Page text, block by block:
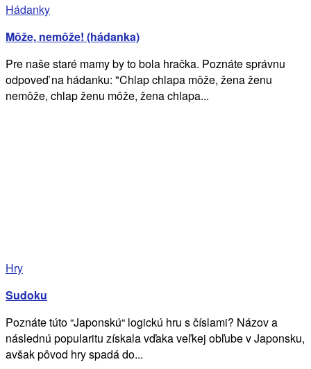
Hádanky
Môže, nemôže! (hádanka)
Pre naše staré mamy by to bola hračka. Poznáte správnu
odpoveď na hádanku: "Chlap chlapa môže, žena ženu
nemôže, chlap ženu môže, žena chlapa...
Hry
Sudoku
Poznáte túto “Japonskú“ logickú hru s číslami? Názov a
následnú popularitu získala vďaka veľkej obľube v Japonsku,
avšak pôvod hry spadá do...